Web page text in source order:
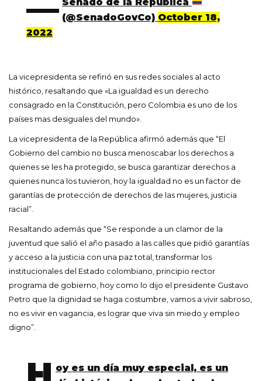
— (@SenadoGovCo) October 18,
2022
La vicepresidenta se refirió en sus redes sociales al acto
histórico, resaltando que «La igualdad es un derecho
consagrado en la Constitución, pero Colombia es uno de los
países mas desiguales del mundo».
La vicepresidenta de la República afirmó además que “El
Gobierno del cambio no busca menoscabar los derechos a
quienes se les ha protegido, se busca garantizar derechos a
quienes nunca los tuvieron, hoy la igualdad no es un factor de
garantías de protección de derechos de las mujeres, justicia
racial”.
Resaltando además que “Se responde a un clamor de la
juventud que salió el año pasado a las calles que pidió garantías
y acceso a la justicia con una paz total, transformar los
institucionales del Estado colombiano, principio rector
programa de gobierno, hoy como lo dijo el presidente Gustavo
Petro que la dignidad se haga costumbre, vamos a vivir sabroso,
no es vivir en vagancia, es lograr que viva sin miedo y empleo
digno”.
oy es un día muy especial, es un